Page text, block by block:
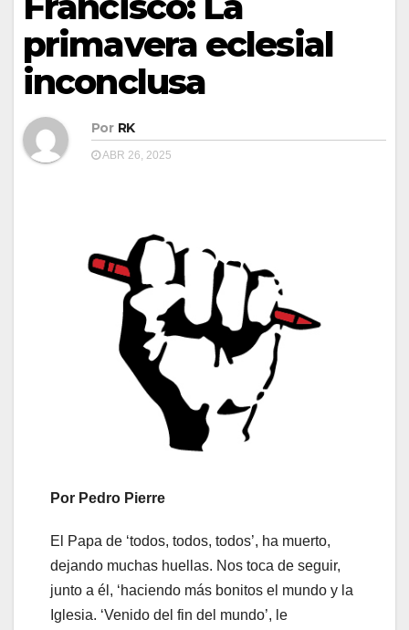
primavera eclesial
inconclusa
Por RK
ABR 26, 2025
Por Pedro Pierre
El Papa de ‘todos, todos, todos’, ha muerto,
dejando muchas huellas. Nos toca de seguir,
junto a él, ‘haciendo más bonitos el mundo y la
Iglesia. ‘Venido del fin del mundo’, le